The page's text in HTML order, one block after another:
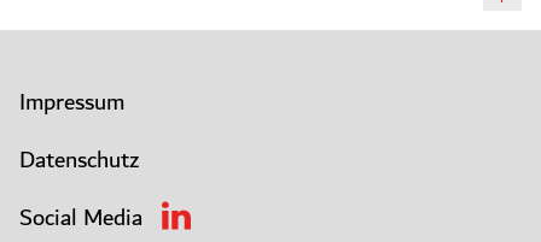
Impressum
Datenschutz
Social Media